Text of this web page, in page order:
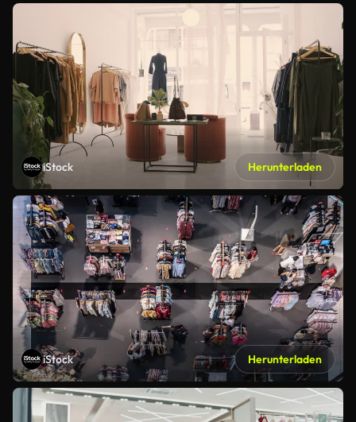
iStock Herunterladen
iStock Herunterladen